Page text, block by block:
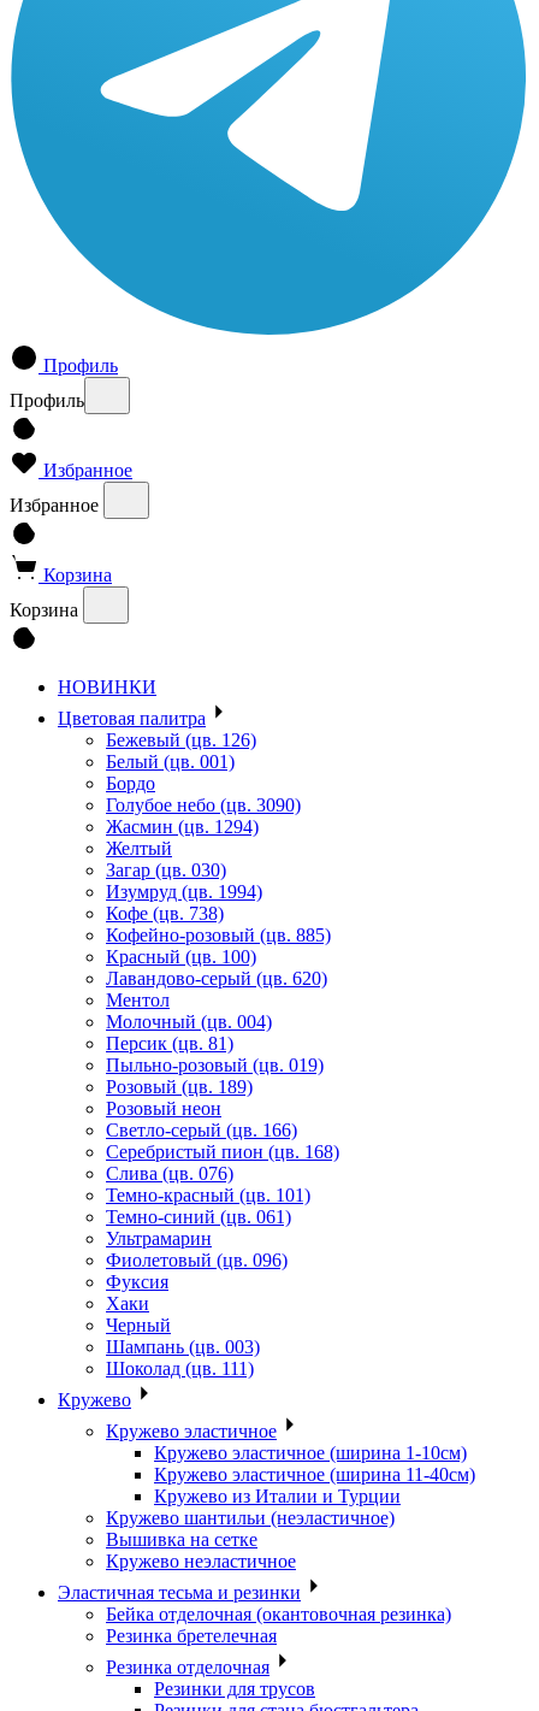
Профиль
Профиль
Избранное
Избранное
Корзина
Корзина
НОВИНКИ
Цветовая палитра
Бежевый (цв. 126)
Белый (цв. 001)
Бордо
Голубое небо (цв. 3090)
Жасмин (цв. 1294)
Желтый
Загар (цв. 030)
Изумруд (цв. 1994)
Кофе (цв. 738)
Кофейно-розовый (цв. 885)
Красный (цв. 100)
Лавандово-серый (цв. 620)
Ментол
Молочный (цв. 004)
Персик (цв. 81)
Пыльно-розовый (цв. 019)
Розовый (цв. 189)
Розовый неон
Светло-серый (цв. 166)
Серебристый пион (цв. 168)
Слива (цв. 076)
Темно-красный (цв. 101)
Темно-синий (цв. 061)
Ультрамарин
Фиолетовый (цв. 096)
Фуксия
Хаки
Черный
Шампань (цв. 003)
Шоколад (цв. 111)
Кружево
Кружево эластичное
Кружево эластичное (ширина 1-10см)
Кружево эластичное (ширина 11-40см)
Кружево из Италии и Турции
Кружево шантильи (неэластичное)
Вышивка на сетке
Кружево неэластичное
Эластичная тесьма и резинки
Бейка отделочная (окантовочная резинка)
Резинка бретелечная
Резинка отделочная
Резинки для трусов